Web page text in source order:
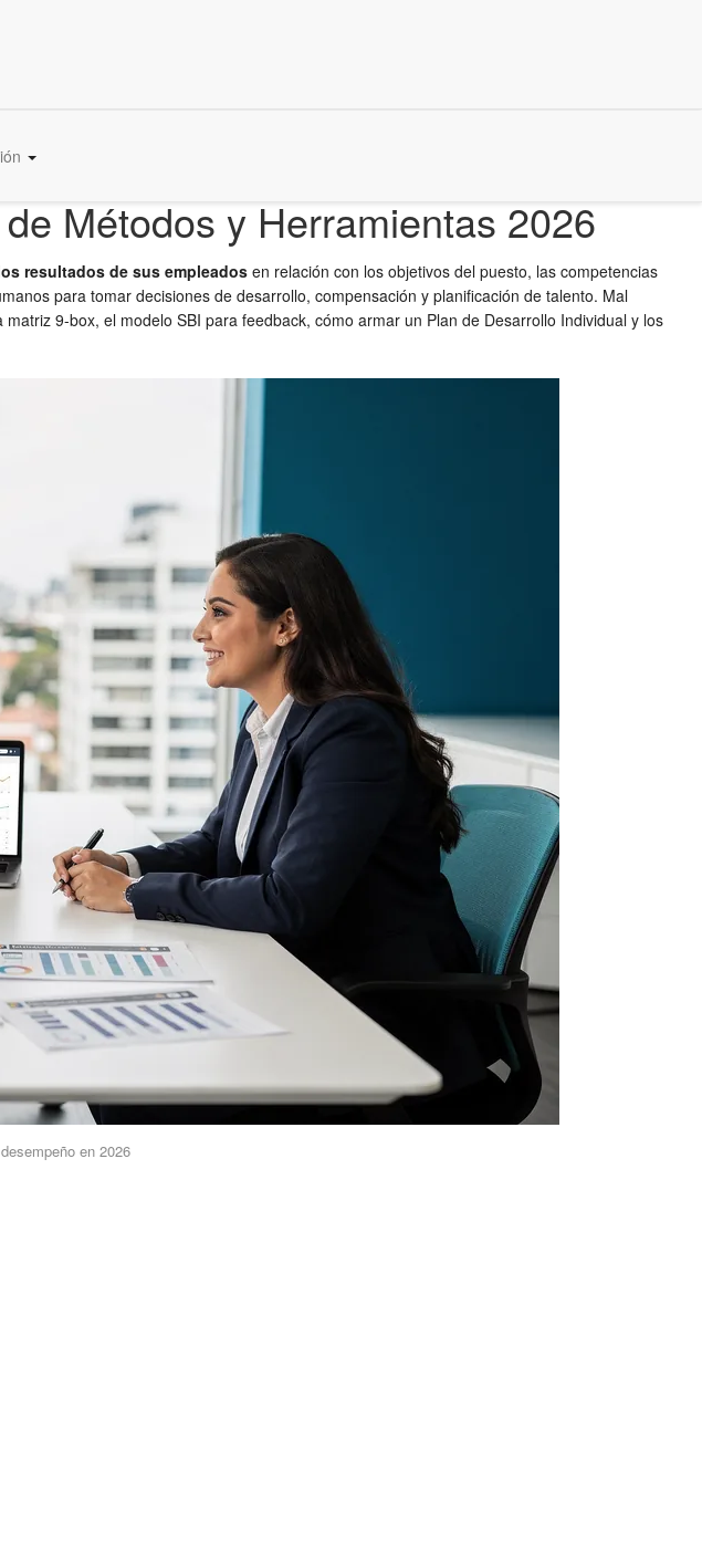
Métodos y Herramientas 2026
resultados de sus empleados en relación con los objetivos del puesto, las competencias
para tomar decisiones de desarrollo, compensación y planificación de talento. Mal
9-box, el modelo SBI para feedback, cómo armar un Plan de Desarrollo Individual y los
en 2026